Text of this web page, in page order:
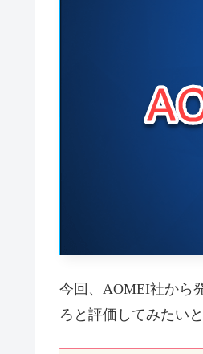
今回、AOMEI社から
ろと評価してみたい